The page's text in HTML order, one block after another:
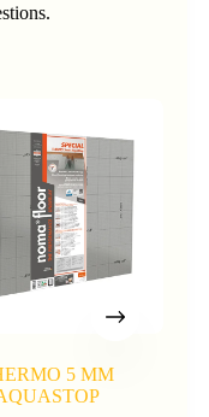
5 MM